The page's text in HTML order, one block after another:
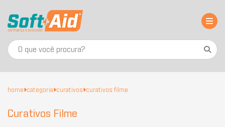
home categoria curativos curativos filme
Curativos Filme